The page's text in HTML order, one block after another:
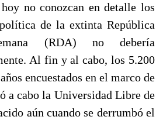
no conozcan en detalle los
de la extinta República
(RDA) no debería
Al fin y al cabo, los 5.200
encuestados en el marco de
a cabo la Universidad Libre de
aún cuando se derrumbó el